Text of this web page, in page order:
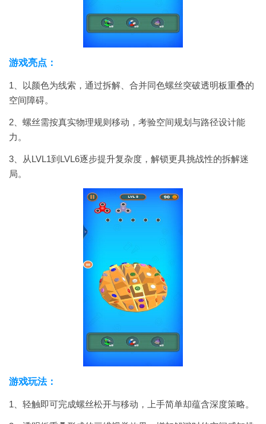
游戏亮点：
1、以颜色为线索，通过拆解、合并同色螺丝突破透明板重叠的
空间障碍。
2、螺丝需按真实物理规则移动，考验空间规划与路径设计能
力。
3、从LVL1到LVL6逐步提升复杂度，解锁更具挑战性的拆解迷
局。
游戏玩法：
1、轻触即可完成螺丝松开与移动，上手简单却蕴含深度策略。